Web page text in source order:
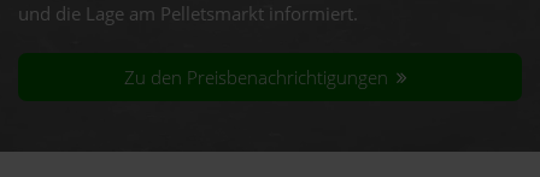
und die Lage am Pelletsmarkt informiert.
Zu den Preisbenachrichtigungen